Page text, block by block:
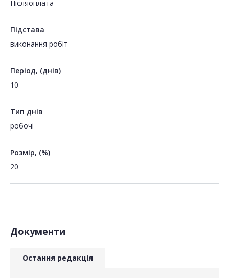
Пiсляоплата
Підстава
виконання робіт
Період, (днів)
10
Тип днів
робочі
Розмір, (%)
20
Документи
Остання редакція